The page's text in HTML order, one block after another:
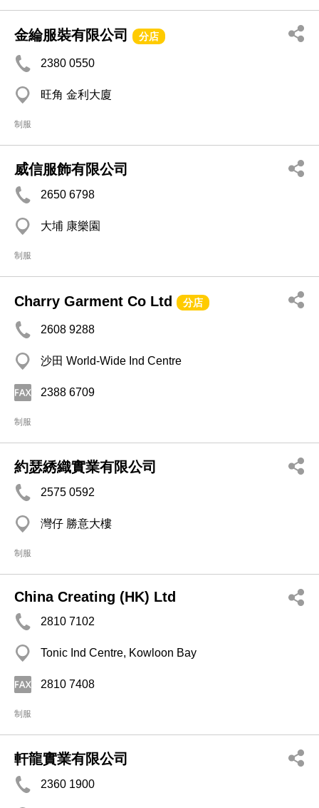
金綸服裝有限公司 分店
2380 0550
旺角 金利大廈
制服
威信服飾有限公司
2650 6798
大埔 康樂園
制服
Charry Garment Co Ltd 分店
2608 9288
沙田 World-Wide Ind Centre
2388 6709
制服
約瑟綉織實業有限公司
2575 0592
灣仔 勝意大樓
制服
China Creating (HK) Ltd
2810 7102
Tonic Ind Centre, Kowloon Bay
2810 7408
制服
軒龍實業有限公司
2360 1900